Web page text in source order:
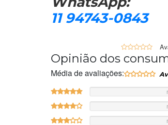
11 94743-0843
0
Opinião dos
Média de avaliações: